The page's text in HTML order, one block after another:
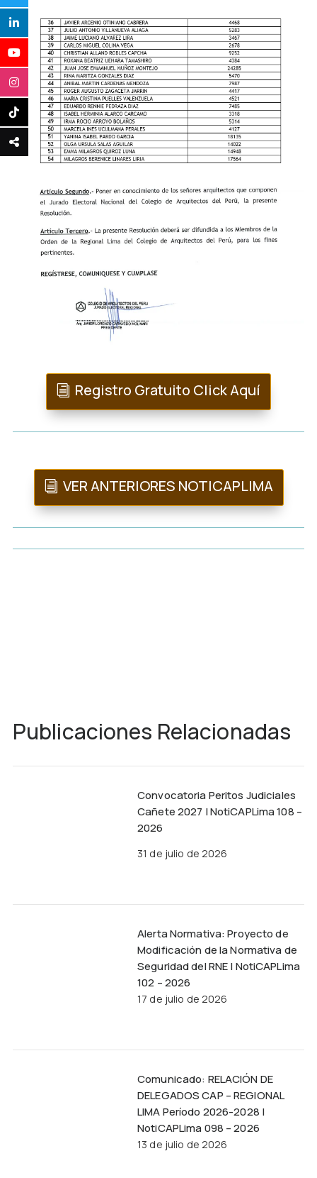
Registro Gratuito Click Aquí
VER ANTERIORES NOTICAPLIMA
Publicaciones Relacionadas
Convocatoria Peritos Judiciales
Cañete 2027 | NotiCAPLima 108 –
2026
31 de julio de 2026
Alerta Normativa: Proyecto de
Modificación de la Normativa de
Seguridad del RNE | NotiCAPLima
102 – 2026
17 de julio de 2026
Comunicado: RELACIÓN DE
DELEGADOS CAP – REGIONAL
LIMA Período 2026-2028 |
NotiCAPLima 098 – 2026
13 de julio de 2026